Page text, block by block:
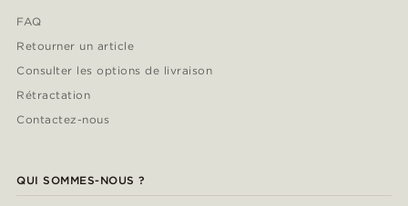
FAQ
Retourner un article
Consulter les options de livraison
Rétractation
Contactez-nous
QUI SOMMES-NOUS ?